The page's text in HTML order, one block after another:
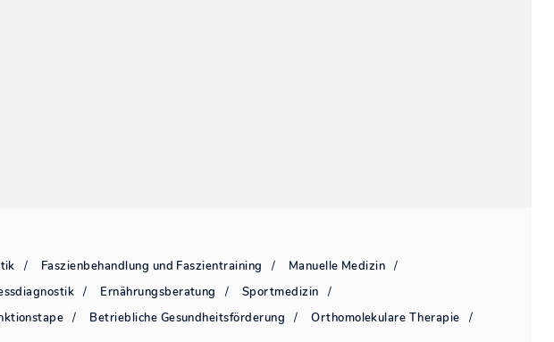
Faszienbehandlung und Faszientraining
Manuelle Medizin
Ernährungsberatung
Sportmedizin
Betriebliche Gesundheitsförderung Orthomolekulare Therapie